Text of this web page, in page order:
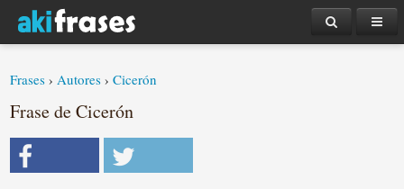
Frases ›Autores ›Cicerón
Frase de Cicerón